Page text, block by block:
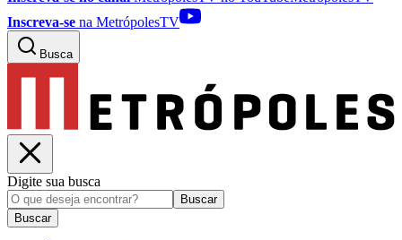
Inscreva-se na MetrópolesTV
Busca
Digite sua busca
Buscar
Buscar